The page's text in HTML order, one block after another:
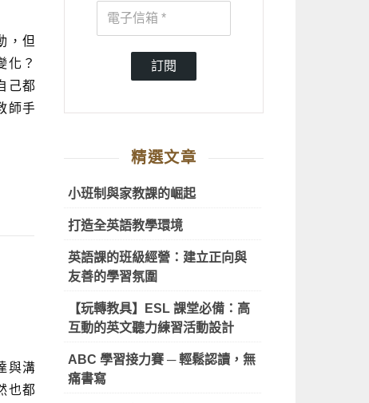
，但
化？
己都
師手
與溝
也都
訂閱
精選文章
小班制與家教課的崛起
打造全英語教學環境
英語課的班級經營：建立正向與
友善的學習氛圍
【玩轉教具】ESL 課堂必備：高
互動的英文聽力練習活動設計
ABC 學習接力賽 ─ 輕鬆認讀，無
痛書寫